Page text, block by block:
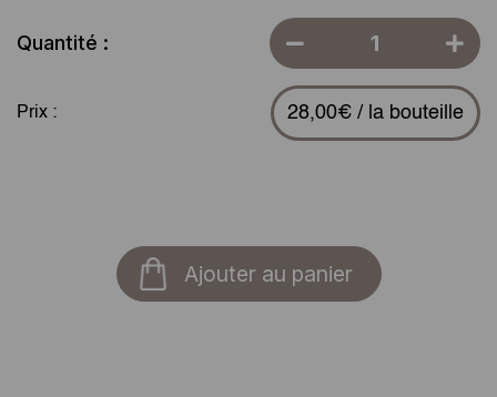
Quantité :
Prix : 28,00€ / la bouteille
Ajouter au panier